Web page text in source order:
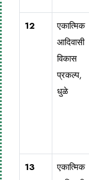
12
एकात्मिक
आदिवासी
विकास
प्रकल्प,
धुळे
13
एकात्मिक